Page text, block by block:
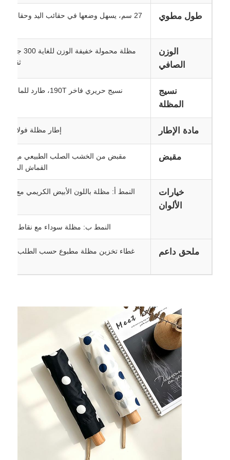
ضبط الجودة
جميع القضايا
طلب اقتباس
مظلات المشي
مظلات الترويج
مظلات مقاومة للرياح
مظلات مفتوحة تلقائيًا
مظلات عكسية
طول مطوي 27 سم، يسهل وضعها في حقائب اليد وحقائب
الوزن
الصافي
مظلة محمولة خفيفة
ثقيل
نسيج
المظلة
نسيج حريري فاخر 190T، طارد للماء، ومقاوم للاهتراء
مادة الإطار إطار مظلة فولاذي
مقبض
مقبض من الخشب الصلب الطبيعي مع
القماش المدمج
خيارات
الألوان
النمط أ: مظلة باللون الأبيض الكريمي مع نقاط
النمط ب: مظلة سوداء مع نقاط بولكا
ملحق داعم غطاء تخزين مظلة مطبوع حسب الطلب